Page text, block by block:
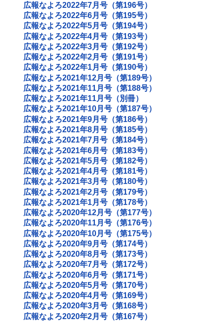
広報なよろ2022年7月号（第196号）
広報なよろ2022年6月号（第195号）
広報なよろ2022年5月号（第194号）
広報なよろ2022年4月号（第193号）
広報なよろ2022年3月号（第192号）
広報なよろ2022年2月号（第191号）
広報なよろ2022年1月号（第190号）
広報なよろ2021年12月号（第189号）
広報なよろ2021年11月号（第188号）
広報なよろ2021年11月号（別冊）
広報なよろ2021年10月号（第187号）
広報なよろ2021年9月号（第186号）
広報なよろ2021年8月号（第185号）
広報なよろ2021年7月号（第184号）
広報なよろ2021年6月号（第183号）
広報なよろ2021年5月号（第182号）
広報なよろ2021年4月号（第181号）
広報なよろ2021年3月号（第180号）
広報なよろ2021年2月号（第179号）
広報なよろ2021年1月号（第178号）
広報なよろ2020年12月号（第177号）
広報なよろ2020年11月号（第176号）
広報なよろ2020年10月号（第175号）
広報なよろ2020年9月号（第174号）
広報なよろ2020年8月号（第173号）
広報なよろ2020年7月号（第172号）
広報なよろ2020年6月号（第171号）
広報なよろ2020年5月号（第170号）
広報なよろ2020年4月号（第169号）
広報なよろ2020年3月号（第168号）
広報なよろ2020年2月号（第167号）